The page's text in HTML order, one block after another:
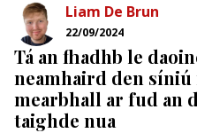
Liam De Brun
22/09/2024
Tá an fhadhb le
neamhaird den síniú
mearbhall ar fud an
taighde nua